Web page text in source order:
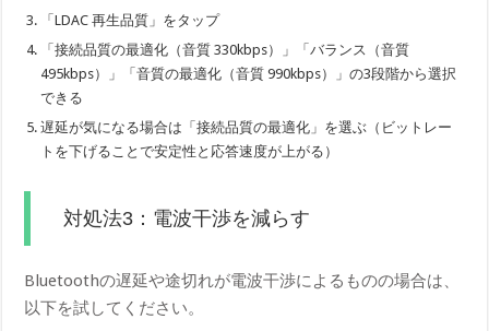
「LDAC 再生品質」をタップ
「接続品質の最適化（音質 330kbps）」「バランス（音質
495kbps）」「音質の最適化（音質 990kbps）」の3段階から選択
できる
遅延が気になる場合は「接続品質の最適化」を選ぶ（ビットレー
トを下げることで安定性と応答速度が上がる）
対処法3：電波干渉を減らす
Bluetoothの遅延や途切れが電波干渉によるものの場合は、
以下を試してください。